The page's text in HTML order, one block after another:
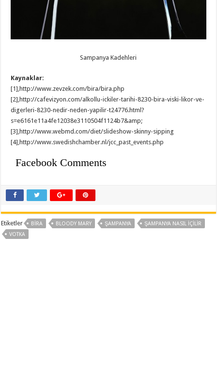
Sampanya Kadehleri
Kaynaklar:
[1],http://www.zevzek.com/bira/bira.php
[2],http://cafevizyon.com/alkollu-ickiler-tarihi-8230-bira-viski-likor-ve-
digerleri-8230-nedir-neden-yapilir-t24776.html?
s=e6161e11a4fe12038e3110504f1124b7&amp;
[3],http://www.webmd.com/diet/slideshow-skinny-sipping
[4],http://www.swedishchamber.nl/jcc_past_events.php
Facebook Comments
Etiketler BIRA BLOODY MARY ŞAMPANYA
ŞAMPANYA NASIL IÇILIR
VOTKA